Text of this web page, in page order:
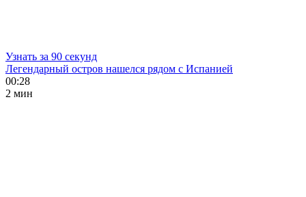
Узнать за 90 секунд
Легендарный остров нашелся рядом с Испанией
00:28
2 мин